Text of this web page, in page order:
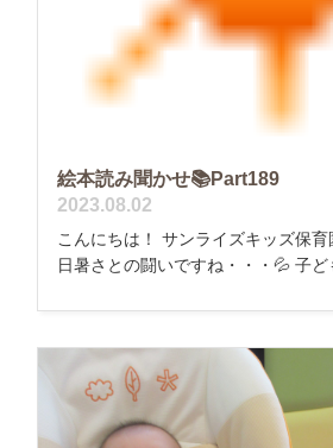
絵本読み聞かせ📚Part189
2023.08.02
こんにちは！ サンライズキッズ保
日暑さとの闘いですね・・・💦 子ど